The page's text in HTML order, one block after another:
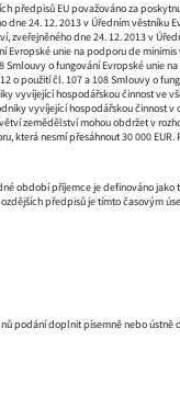
předpisů EU považováno za
24. 12. 2013 v Úředním věstníku
zveřejněného dne 24. 12. 2013 v
Evropské unie na podporu de
Smlouvy o fungování Evropské unie
o použití čl. 107 a 108 Smlouvy o
vyvíjející hospodářskou činnost ve
vyvíjející hospodářskou činnost v
zemědělství mohou obdržet v
která nesmí přesáhnout 30 000 EUR.
období příjemce je definováno jako
předpisů je tímto časovým
podání doplnit písemně nebo ústně